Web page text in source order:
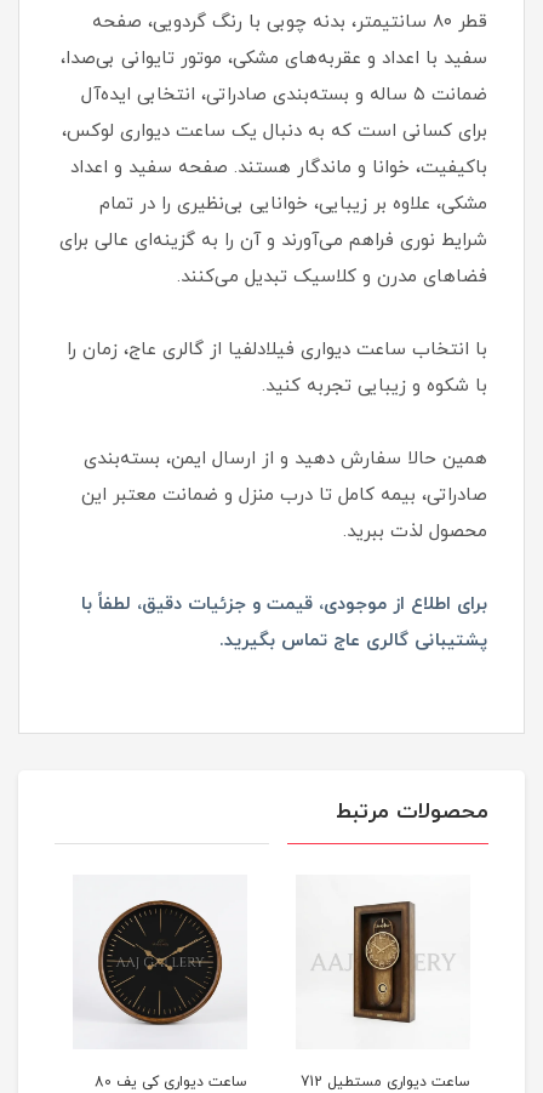
قطر ۸۰ سانتیمتر، بدنه چوبی با رنگ گردویی، صفحه
سفید با اعداد و عقربه‌های مشکی، موتور تایوانی بی‌صدا،
ضمانت ۵ ساله و بسته‌بندی صادراتی، انتخابی ایده‌آل
برای کسانی است که به دنبال یک ساعت دیواری لوکس،
باکیفیت، خوانا و ماندگار هستند. صفحه سفید و اعداد
مشکی، علاوه بر زیبایی، خوانایی بی‌نظیری را در تمام
شرایط نوری فراهم می‌آورند و آن را به گزینه‌ای عالی برای
فضاهای مدرن و کلاسیک تبدیل می‌کنند.
با انتخاب ساعت دیواری فیلادلفیا از گالری عاج، زمان را
با شکوه و زیبایی تجربه کنید.
همین حالا سفارش دهید و از ارسال ایمن، بسته‌بندی
صادراتی، بیمه کامل تا درب منزل و ضمانت معتبر این
محصول لذت ببرید.
برای اطلاع از موجودی، قیمت و جزئیات دقیق، لطفاً با
پشتیبانی گالری عاج تماس بگیرید.
محصولات مرتبط
ساعت دیواری کی یف 80
ساعت دیواری فیلادلفیا 80